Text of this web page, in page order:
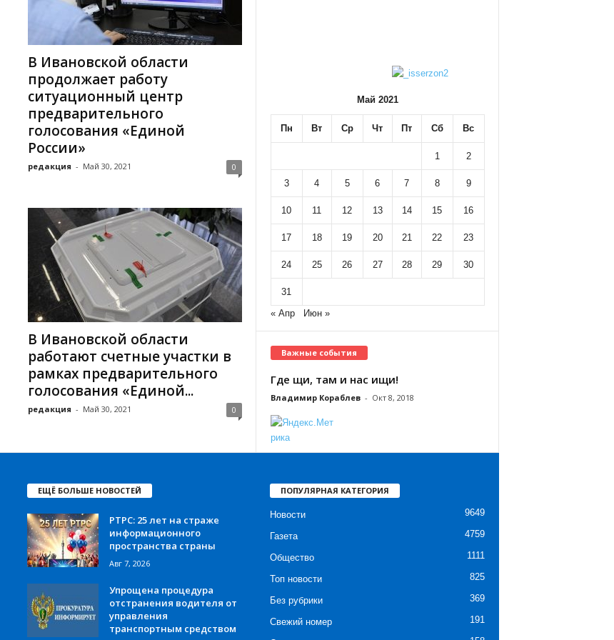
В Ивановской области
продолжает работу
ситуационный центр
предварительного
голосования «Единой
России»
редакция - Май 30, 2021 0
В Ивановской области
работают счетные участки в
рамках предварительного
голосования «Единой...
редакция - Май 30, 2021 0
Май 2021
Пн Вт Ср Чт Пт Сб Вс
1 2
3 4 5 6 7 8 9
10 11 12 13 14 15 16
17 18 19 20 21 22 23
24 25 26 27 28 29 30
31
« Апр
Июн »
Важные события
Где щи, там и нас ищи!
Владимир Кораблев - Окт 8, 2018
ЕЩЁ БОЛЬШЕ НОВОСТЕЙ
РТРС: 25 лет на страже
информационного
пространства страны
Авг 7, 2026
Упрощена процедура
отстранения водителя от
управления
транспортным средством
ПОПУЛЯРНАЯ КАТЕГОРИЯ
Новости 9649
Газета 4759
Общество 1111
Топ новости 825
Без рубрики 369
Свежий номер 191